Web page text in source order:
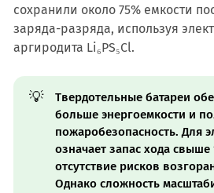
сохранили около 75% емкости
заряда-разряда, используя
аргиродита Li₆PS₅Cl.
💡
Твердотельные батареи
больше энергоемкости и
пожаробезопасность. Для
означает запас хода свыше
отсутствие рисков
Однако сложность